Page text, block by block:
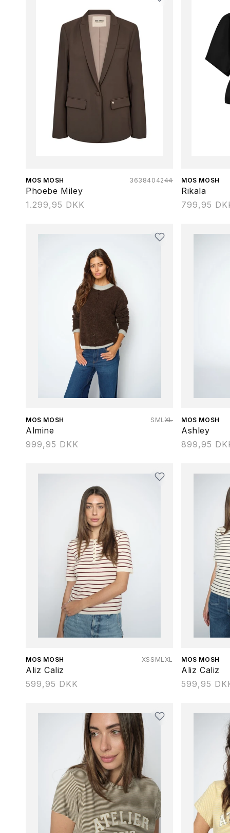
Forhandler:
MOS MOSH 363840 4244
Phoebe Miley
Normalpris
1.299,95 DKK
Forhandler:
MOS MOSH
Rikala
Normalpris
799,95
Forhandler:
MOS MOSH S MLXL
Almine
Normalpris
999,95 DKK
Forhandler:
MOS MOSH
Ashley
Normalpris
899,95
Forhandler:
MOS MOSH XSSML XL
Aliz Caliz
Normalpris
599,95 DKK
Forhandler:
MOS MOSH
Aliz Caliz
Normalpris
599,95